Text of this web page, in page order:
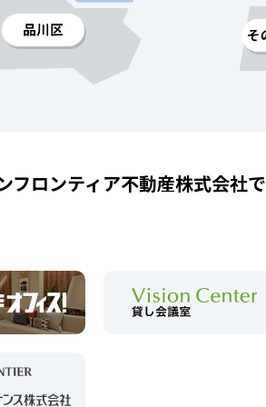
フロンティア不動産株式会社で